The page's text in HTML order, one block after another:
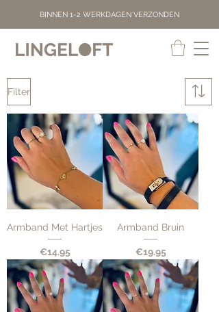
BINNEN 1-2 WERKDAGEN VERZONDEN
Filter
Armband Met Hartjes
Price
€14.95
Armband Bruin
Price
€19.95